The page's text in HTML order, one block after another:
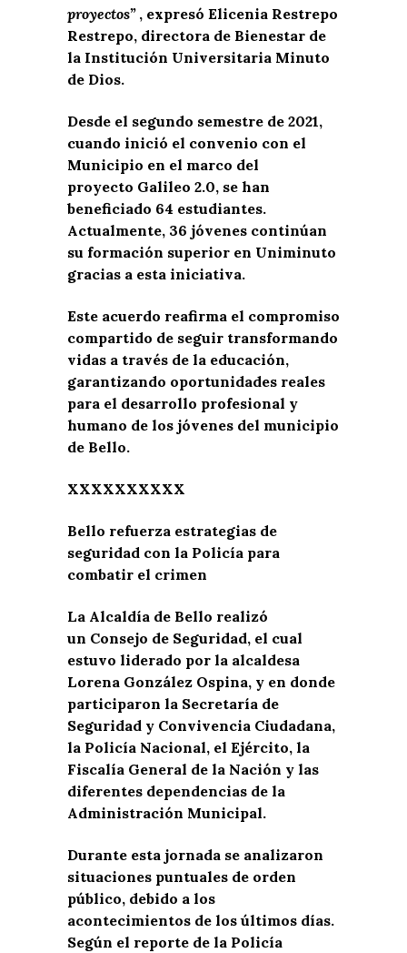
proyectos” , expresó Elicenia Restrepo
Restrepo, directora de Bienestar de
la Institución Universitaria Minuto
de Dios.
Desde el segundo semestre de 2021,
cuando inició el convenio con el
Municipio en el marco del
proyecto Galileo 2.0, se han
beneficiado 64 estudiantes.
Actualmente, 36 jóvenes continúan
su formación superior en Uniminuto
gracias a esta iniciativa.
Este acuerdo reafirma el compromiso
compartido de seguir transformando
vidas a través de la educación,
garantizando oportunidades reales
para el desarrollo profesional y
humano de los jóvenes del municipio
de Bello.
XXXXXXXXXX
Bello refuerza estrategias de
seguridad con la Policía para
combatir el crimen
La Alcaldía de Bello realizó
un Consejo de Seguridad, el cual
estuvo liderado por la alcaldesa
Lorena González Ospina, y en donde
participaron la Secretaría de
Seguridad y Convivencia Ciudadana,
la Policía Nacional, el Ejército, la
Fiscalía General de la Nación y las
diferentes dependencias de la
Administración Municipal.
Durante esta jornada se analizaron
situaciones puntuales de orden
público, debido a los
acontecimientos de los últimos días.
Según el reporte de la Policía